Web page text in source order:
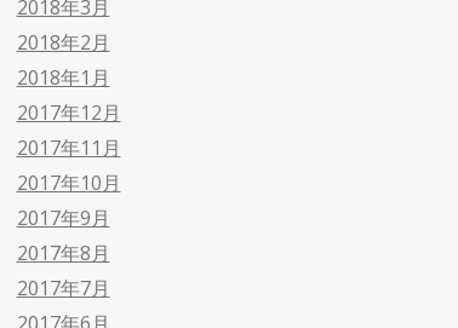
2018年3月
2018年2月
2018年1月
2017年12月
2017年11月
2017年10月
2017年9月
2017年8月
2017年7月
2017年6月